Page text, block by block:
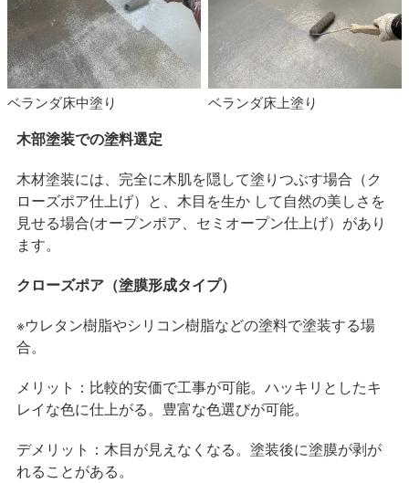
ベランダ床中塗り ベランダ床上塗り
木部塗装での塗料選定
木材塗装には、完全に木肌を隠して塗りつぶす場合（ク
ローズポア仕上げ）と、木目を生か して自然の美しさを
見せる場合(オープンポア、セミオープン仕上げ）があり
ます。
クローズポア（塗膜形成タイプ）
※ウレタン樹脂やシリコン樹脂などの塗料で塗装する場
合。
メリット：比較的安価で工事が可能。ハッキリとしたキ
レイな色に仕上がる。豊富な色選びが可能。
デメリット：木目が見えなくなる。塗装後に塗膜が剥が
れることがある。